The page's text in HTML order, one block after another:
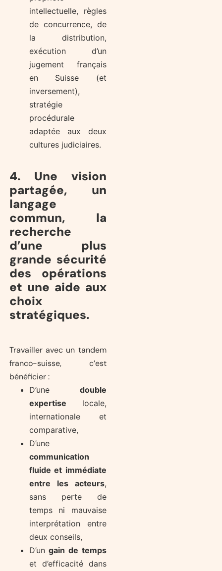
intellectuelle, règles
de concurrence, de
la distribution,
exécution d’un
jugement français
en Suisse (et
inversement),
stratégie
procédurale
adaptée aux deux
cultures judiciaires.
4. Une vision
partagée, un
langage
commun, la
recherche
d’une plus
grande sécurité
des opérations
et une aide aux
choix
stratégiques.
Travailler avec un tandem
franco-suisse, c’est
bénéficier :
D’une double
expertise locale,
internationale et
comparative,
D’une
communication
fluide et immédiate
entre les acteurs,
sans perte de
temps ni mauvaise
interprétation entre
deux conseils,
D’ungain de temps
et d’efficacité dans